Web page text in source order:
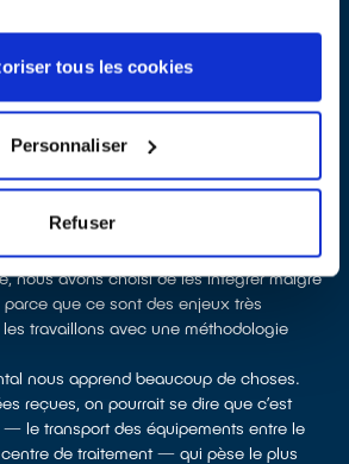
tous les cookies
Personnaliser
Refuser
pour lesquels la méthodologie
des informations pour aboutir à des
qu’il n’existe pas de consensus
résultats a permis de dégager des enjeux
des ressources fossiles » et
minérales ». Pour les enjeux de
nous avons choisi de les intégrer malgré
que ce sont des enjeux très
travaillons avec une méthodologie
nous apprend beaucoup de choses.
reçues, on pourrait se dire que c’est
le transport des équipements entre le
de traitement — qui pèse le plus